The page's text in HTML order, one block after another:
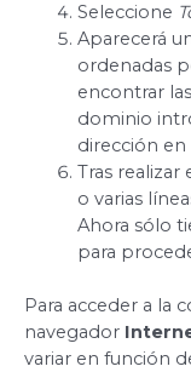
Seleccione
Aparecerá
ordenadas
encontrar las
dominio
dirección
Tras
o varias
Ahora sólo
para
Para acceder a la
navegador
variar en función